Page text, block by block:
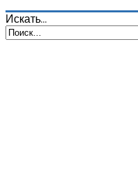
Искать...